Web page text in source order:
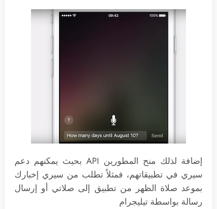
إضافة لذلك منح المطورين API بحيث يمكنهم دعم
سيري في تطبيقاتهم، فمثلاً تطلب من سيري إخبارك
بموعد صلاة الظهر من تطبيق إلى صلاتي أو إرسال
رسالة بواسطة تيليجرام